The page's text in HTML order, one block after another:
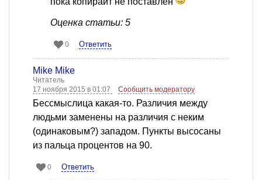
Оценка статьи: 5
0 Ответить
Mike Mike
Читатель
17 ноября 2015 в 01:07
Сообщить модератору
Бессмыслица какая-то. Различия между
людьми заменены на различия с неким
(одинаковым?) западом. Пункты высосаны
из пальца процентов на 90.
0 Ответить